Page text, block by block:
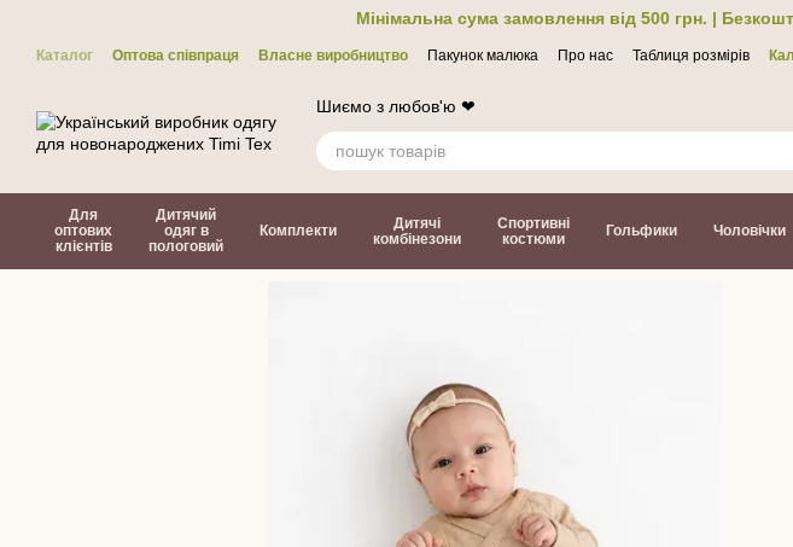
Мінімальна сума замовлення від 500 грн. |
Каталог Оптова співпраця Власне виробництво Пакунок малюка Про нас Таблиця розмірів
Шиємо з любов'ю ❤
Для
оптових
клієнтів
Дитячий
одяг в
пологовий
Комплекти
Дитячі
комбінезони
Спортивні
костюми
Гольфики Чоловічки